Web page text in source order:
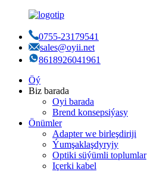
0755-23179541
sales@oyii.net
8618926041961
Öý
Biz barada
Oyi barada
Brend konsepsiýasy
Önümler
Adapter we birleşdiriji
Ýumşaklaşdyryjy
Optiki süýümli toplumlar
Içerki kabel